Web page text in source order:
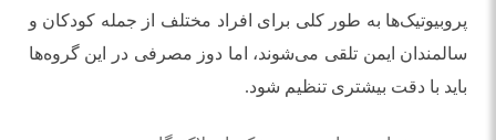
پروبیوتیک‌ها به طور کلی برای افراد مختلف از جمله کودکان و
سالمندان ایمن تلقی می‌شوند، اما دوز مصرفی در این گروه‌ها
باید با دقت بیشتری تنظیم شود.